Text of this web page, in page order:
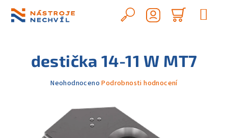
obsah
Hledat
košík
destička 14-11 W MT7
Průměrné
0,0
Neohodnoceno Podrobnosti hodnocení